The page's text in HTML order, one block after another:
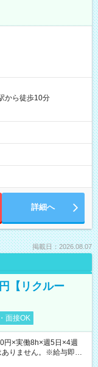
から徒歩10分
詳細へ
掲載日：2026.08.07
【リクルー
面接OK
×実働8h×週5日×4週
りません。※給与即受